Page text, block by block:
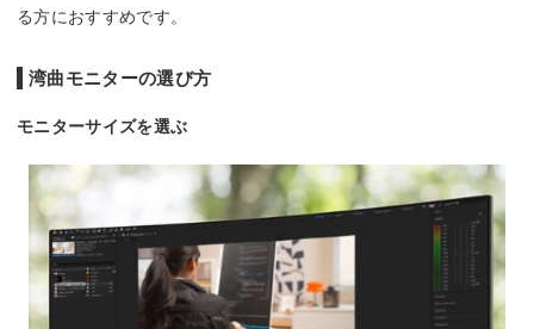
る方におすすめです。
湾曲モニターの選び方
モニターサイズを選ぶ